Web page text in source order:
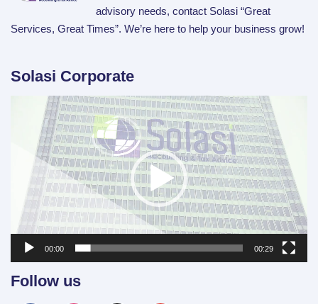
advisory needs, contact Solasi “Great
Services, Great Times”. We’re here to help your business grow!
Solasi Corporate
Player
00:00 00:29
Follow us